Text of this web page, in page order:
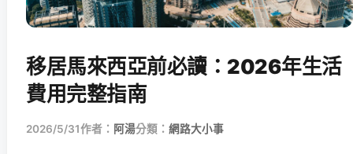
移居馬來西亞前必讀：2026年生活
費用完整指南
2026/5/31作者： 阿湯分類： 網路大小事